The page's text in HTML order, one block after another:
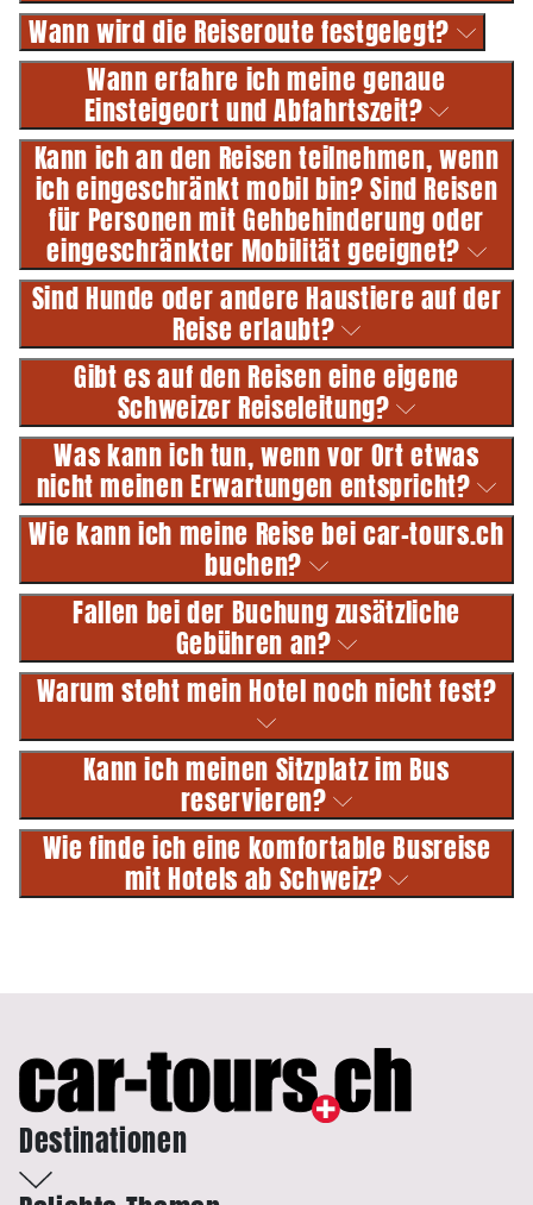
Wann wird die Reiseroute festgelegt?
Wann erfahre ich meine genaue
Einsteigeort und Abfahrtszeit?
Kann ich an den Reisen teilnehmen, wenn
ich eingeschränkt mobil bin? Sind Reisen
für Personen mit Gehbehinderung oder
eingeschränkter Mobilität geeignet?
Sind Hunde oder andere Haustiere auf der
Reise erlaubt?
Gibt es auf den Reisen eine eigene
Schweizer Reiseleitung?
Was kann ich tun, wenn vor Ort etwas
nicht meinen Erwartungen entspricht?
Wie kann ich meine Reise bei car-tours.ch
buchen?
Fallen bei der Buchung zusätzliche
Gebühren an?
Warum steht mein Hotel noch nicht fest?
Kann ich meinen Sitzplatz im Bus
reservieren?
Wie finde ich eine komfortable Busreise
mit Hotels ab Schweiz?
Destinationen